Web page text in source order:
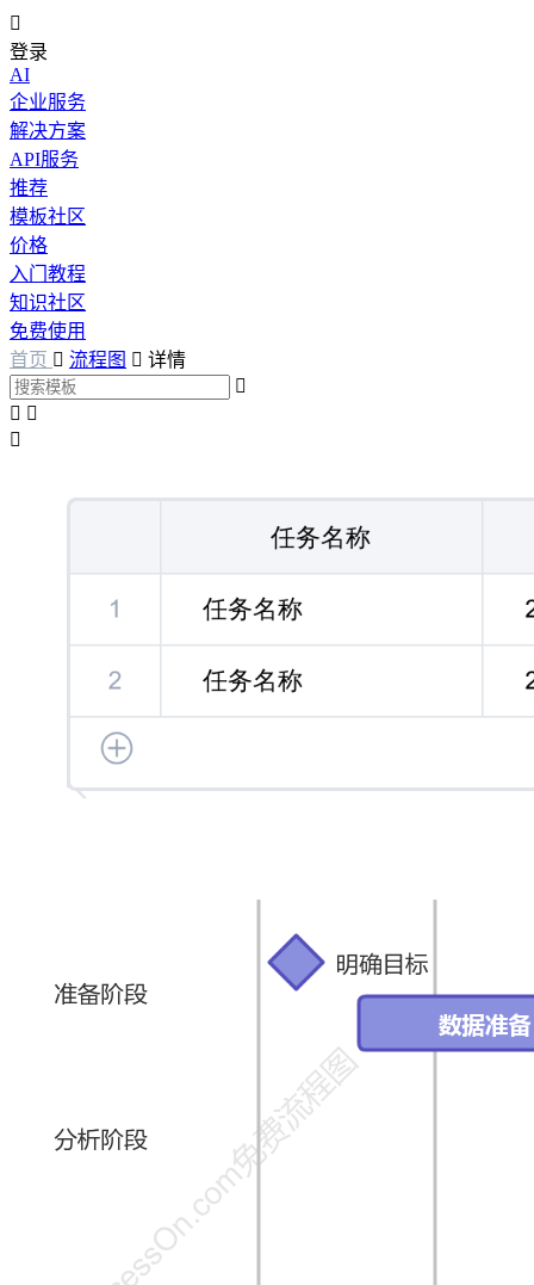

登录
AI
企业服务
解决方案
API服务
推荐
模板社区
价格
入门教程
知识社区
免费使用
首页  流程图  详情

 
